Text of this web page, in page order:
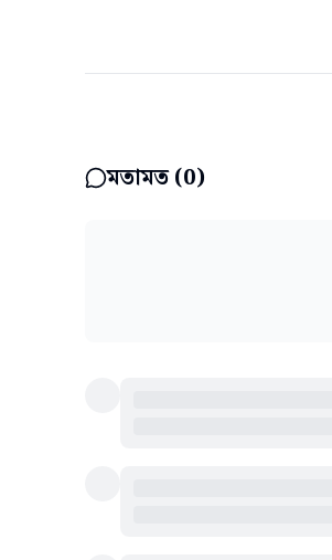
মতামত (0)